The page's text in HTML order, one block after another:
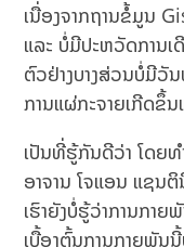
ເນື່ອງຈາກຖານຂໍ້ມູນ
ແລະ ບໍ່ມີປະຫວັດການເ
ຕົວຢ່າງບາງສ່ວນບໍ່ມີວັ
ການແຜ່ກະຈາຍເກີດຂຶ້ນ
ເປັນທີ່ຮູ້ກັນດີວ່າ ໂດຍທ
ອາຈານ ໂຈແອນ ແຊນ
ເຮົາຍັງບໍ່ຮູ້ວ່າການກາ
ເບື້ອງຕົ້ນການກາຍພັນ